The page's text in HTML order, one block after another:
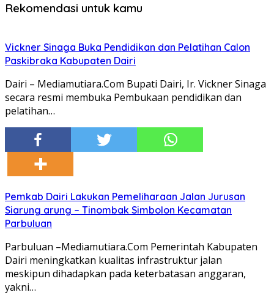
Rekomendasi untuk kamu
Vickner Sinaga Buka Pendidikan dan Pelatihan Calon
Paskibraka Kabupaten Dairi
Dairi – Mediamutiara.Com Bupati Dairi, Ir. Vickner Sinaga
secara resmi membuka Pembukaan pendidikan dan
pelatihan…
Pemkab Dairi Lakukan Pemeliharaan Jalan Jurusan
Siarung arung – Tinombak Simbolon Kecamatan
Parbuluan
Parbuluan –Mediamutiara.Com Pemerintah Kabupaten
Dairi meningkatkan kualitas infrastruktur jalan
meskipun dihadapkan pada keterbatasan anggaran,
yakni…